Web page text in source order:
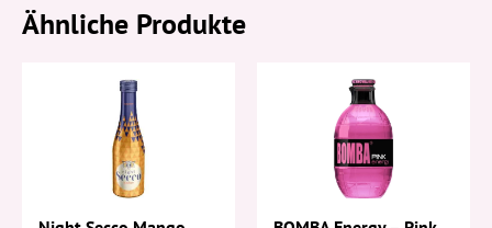
Ähnliche Produkte